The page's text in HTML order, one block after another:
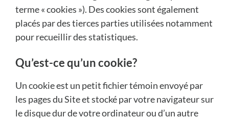
terme « cookies »). Des cookies sont également
placés par des tierces parties utilisées notamment
pour recueillir des statistiques.
Qu’est-ce qu’un cookie?
Un cookie est un petit fichier témoin envoyé par
les pages du Site et stocké par votre navigateur sur
le disque dur de votre ordinateur ou d’un autre